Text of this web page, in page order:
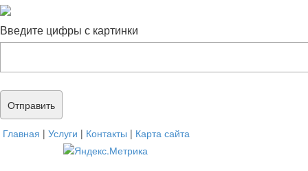
Введите цифры с картинки
Главная | Услуги | Контакты | Карта сайта